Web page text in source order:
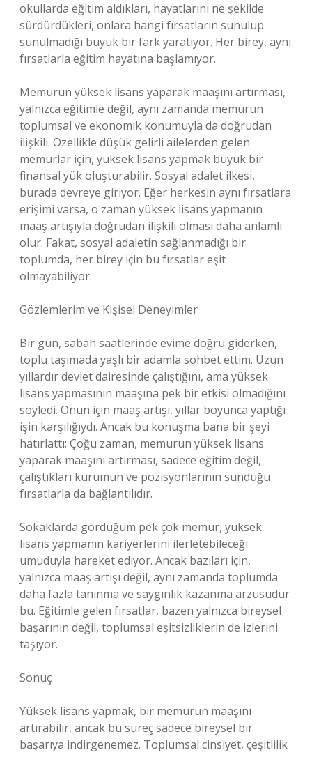
okullarda eğitim aldıkları, hayatlarını ne şekilde
sürdürdükleri, onlara hangi fırsatların sunulup
sunulmadığı büyük bir fark yaratıyor. Her birey, aynı
fırsatlarla eğitim hayatına başlamıyor.
Memurun yüksek lisans yaparak maaşını artırması,
yalnızca eğitimle değil, aynı zamanda memurun
toplumsal ve ekonomik konumuyla da doğrudan
ilişkili. Özellikle düşük gelirli ailelerden gelen
memurlar için, yüksek lisans yapmak büyük bir
finansal yük oluşturabilir. Sosyal adalet ilkesi,
burada devreye giriyor. Eğer herkesin aynı fırsatlara
erişimi varsa, o zaman yüksek lisans yapmanın
maaş artışıyla doğrudan ilişkili olması daha anlamlı
olur. Fakat, sosyal adaletin sağlanmadığı bir
toplumda, her birey için bu fırsatlar eşit
olmayabiliyor.
Gözlemlerim ve Kişisel Deneyimler
Bir gün, sabah saatlerinde evime doğru giderken,
toplu taşımada yaşlı bir adamla sohbet ettim. Uzun
yıllardır devlet dairesinde çalıştığını, ama yüksek
lisans yapmasının maaşına pek bir etkisi olmadığını
söyledi. Onun için maaş artışı, yıllar boyunca yaptığı
işin karşılığıydı. Ancak bu konuşma bana bir şeyi
hatırlattı: Çoğu zaman, memurun yüksek lisans
yaparak maaşını artırması, sadece eğitim değil,
çalıştıkları kurumun ve pozisyonlarının sunduğu
fırsatlarla da bağlantılıdır.
Sokaklarda gördüğüm pek çok memur, yüksek
lisans yapmanın kariyerlerini ilerletebileceği
umuduyla hareket ediyor. Ancak bazıları için,
yalnızca maaş artışı değil, aynı zamanda toplumda
daha fazla tanınma ve saygınlık kazanma arzusudur
bu. Eğitimle gelen fırsatlar, bazen yalnızca bireysel
başarının değil, toplumsal eşitsizliklerin de izlerini
taşıyor.
Sonuç
Yüksek lisans yapmak, bir memurun maaşını
artırabilir, ancak bu süreç sadece bireysel bir
başarıya indirgenemez. Toplumsal cinsiyet, çeşitlilik